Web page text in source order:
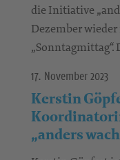
die Initiative
Dezember
17. November 2023
Kerstin
„anders